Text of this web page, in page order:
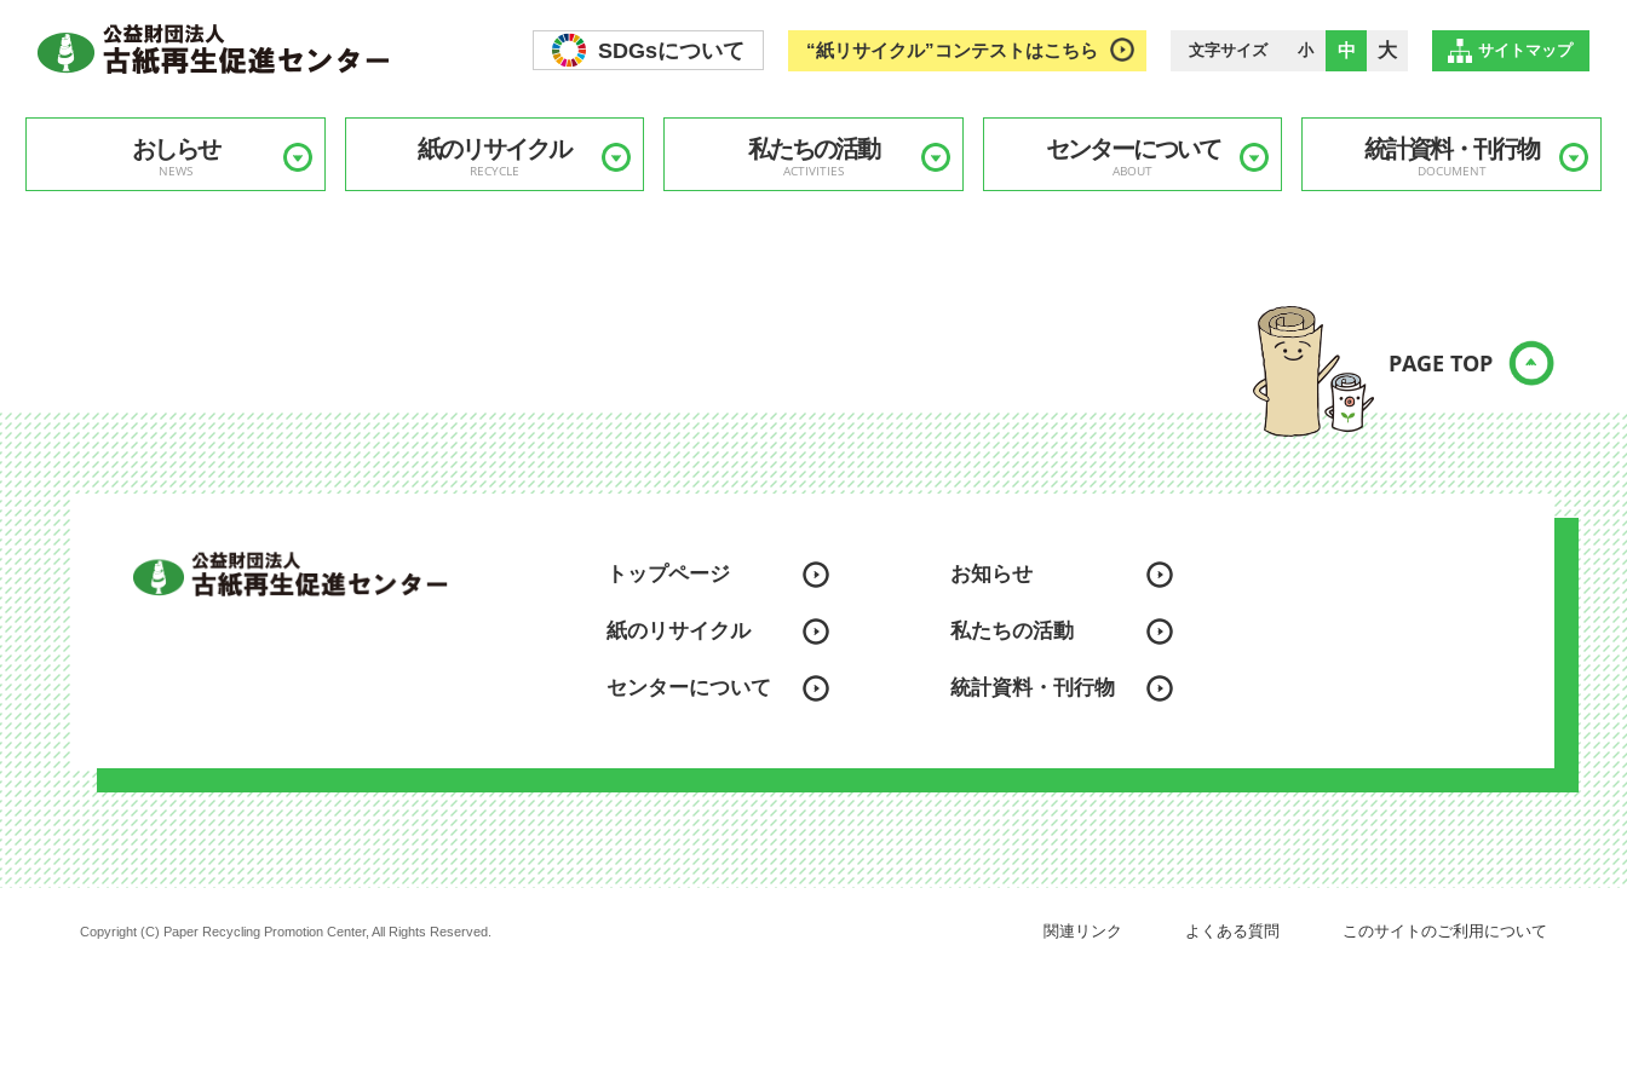
SDGsについて “紙リサイクル”コンテストはこちら 文字サイズ 小 中 大 サイトマップ
おしらせ
NEWS
紙のリサイクル
RECYCLE
私たちの活動
ACTIVITIES
センターについて
ABOUT
統計資料・刊行物
DOCUMENT
PAGE TOP
トップページ お知らせ
紙のリサイクル 私たちの活動
センターについて 統計資料・刊行物
関連リンク よくある質問 このサイトのご利用について
Copyright (C) Paper Recycling Promotion Center, All Rights Reserved.